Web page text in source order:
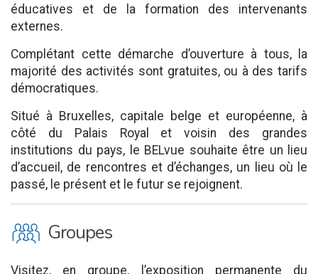
éducatives et de la formation des intervenants
externes.
Complétant cette démarche d’ouverture à tous, la
majorité des activités sont gratuites, ou à des tarifs
démocratiques.
Situé à Bruxelles, capitale belge et européenne, à
côté du Palais Royal et voisin des grandes
institutions du pays, le BELvue souhaite être un lieu
d’accueil, de rencontres et d’échanges, un lieu où le
passé, le présent et le futur se rejoignent.
O Groupes
Visitez, en groupe, l’exposition permanente du